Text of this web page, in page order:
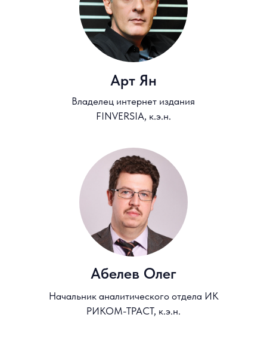
Паранич Андрей
Президент саморегулируемой
Специалистов Финансового
Планирования (НАСФП)
Участие бесплатное, регистрация обязательна
Регистрация на